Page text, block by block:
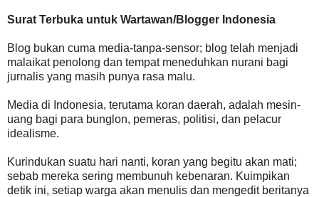
Surat Terbuka untuk Wartawan/Blogger Indonesia
Blog bukan cuma media-tanpa-sensor; blog telah menjadi
malaikat penolong dan tempat meneduhkan nurani bagi
jurnalis yang masih punya rasa malu.
Media di Indonesia, terutama koran daerah, adalah mesin-
uang bagi para bunglon, pemeras, politisi, dan pelacur
idealisme.
Kurindukan suatu hari nanti, koran yang begitu akan mati;
sebab mereka sering membunuh kebenaran. Kuimpikan
detik ini, setiap warga akan menulis dan mengedit beritanya